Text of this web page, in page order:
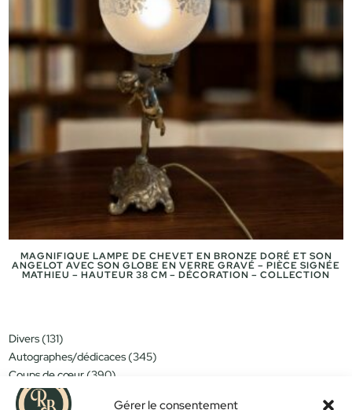
Gérer le consentement
MAGNIFIQUE LAMPE DE CHEVET EN BRONZE DORÉ ET SON
ANGELOT AVEC SON GLOBE EN VERRE GRAVÉ – PIÈCE SIGNÉE
MATHIEU – HAUTEUR 38 CM – DÉCORATION – COLLECTION
Divers 131131
produits
Autographes/dédicaces 345345
Coups de cœur 390390
Miniatures/jouets
produits